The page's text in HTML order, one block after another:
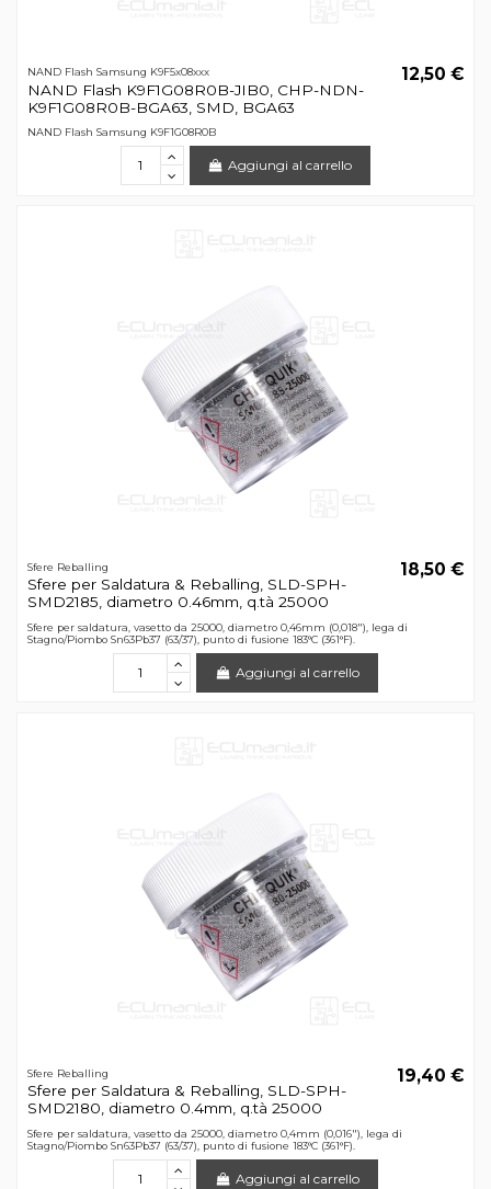
NAND Flash Samsung K9F5x08xxx
NAND Flash K9F1G08R0B-JIB0, CHP-NDN-
K9F1G08R0B-BGA63, SMD, BGA63
12,50 €
NAND Flash Samsung K9F1G08R0B
Aggiungi al carrello
Sfere Reballing
Sfere per Saldatura & Reballing, SLD-SPH-
SMD2185, diametro 0.46mm, q.tà 25000
18,50 €
Sfere per saldatura, vasetto da 25000, diametro 0,46mm (0,018"), lega di
Stagno/Piombo Sn63Pb37 (63/37), punto di fusione 183°C (361°F).
Aggiungi al carrello
Sfere Reballing
Sfere per Saldatura & Reballing, SLD-SPH-
SMD2180, diametro 0.4mm, q.tà 25000
19,40 €
Sfere per saldatura, vasetto da 25000, diametro 0,4mm (0,016"), lega di
Stagno/Piombo Sn63Pb37 (63/37), punto di fusione 183°C (361°F).
Aggiungi al carrello